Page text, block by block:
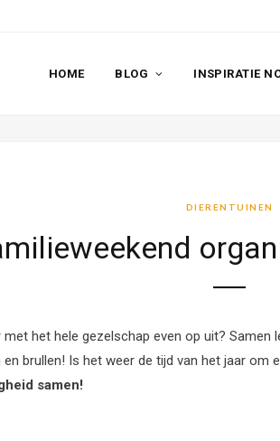
HOME BLOG INSPIRATIE
DIERENTUINEN
met het hele gezelschap even op uit?
brullen! Is het weer de tijd van het jaar om
samen!